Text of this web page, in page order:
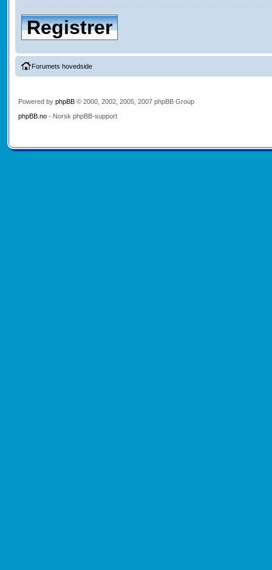
Registrer
Forumets hovedside
Powered by phpBB© 2000, 2002, 2005, 2007 phpBB Group
phpBB.no- Norsk phpBB-support